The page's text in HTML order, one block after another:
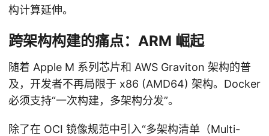
构计算延伸。
跨架构构建的痛点：ARM 崛起
随着 Apple M 系列芯片和 AWS Graviton 架构的普
及，开发者不再局限于 x86 (AMD64) 架构。Docker
必须支持“一次构建，多架构分发”。
除了在 OCI 镜像规范中引入“多架构清单（Multi-